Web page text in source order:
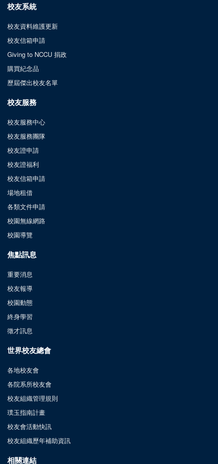
校友系統
校友資料維護更新
校友信箱申請
Giving to NCCU 捐政
購買紀念品
歷屆傑出校友名單
校友服務
校友服務中心
校友服務團隊
校友證申請
校友證福利
校友信箱申請
場地租借
各類文件申請
校園無線網路
校園導覽
焦點訊息
重要消息
校友報導
校園動態
終身學習
徵才訊息
世界校友總會
各地校友會
各院系所校友會
校友組織管理規則
璞玉指南計畫
校友會活動快訊
校友組織歷年補助資訊
相關連結